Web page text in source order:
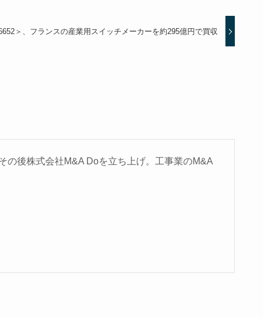
＞、フランスの産業用スイッチメーカーを約295億円で買収
の後株式会社M&A Doを立ち上げ。工事業のM&A